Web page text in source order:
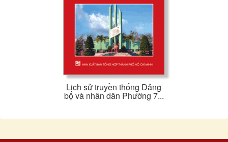
Lịch sử truyền thống Đảng
bộ và nhân dân Phường 7...